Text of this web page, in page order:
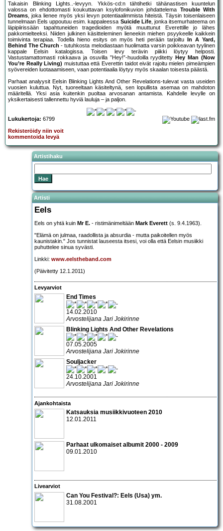
Takaisin Blinking Lights..-levyyn. Ykkös-cd:n tähtihetki tähänastisen kuuntelun
valossa on ehdottomasti koukuttavan ksylofonikuvion johdattelema Trouble With
Dreams, joka lienee myös yksi levyn potentiaalimmista hiteistä. Täysin toisenlaiseen
tunnelmaan Eels uppoutuu esim. kappaleessa Suicide Life, jonka itsemurhateema on
läpipiirissään tapahtuneiden tragedioiden myötä muuttunut Everettille jo lähes
pakkomielteeksi. Niiden julkinen käsitteleminen lieneekin miehen psyykeelle kaikkein
toimivinta terapiaa. Todella hieno esitys on myös heti perään tarjoiltu
In A Yard,
Behind The Church - tutuhkosta melodiastaan huolimatta varsin poikkeavan tyylinen
kappale Eelsin katalogissa. Toisen levy terävin piikki löytyy helposti.
Vastustamattomasti rokkaava ja osuvilla ”Hey!”-huudoilla ryyditetty Hey Man (Now
You’re Really Living) muistuttaa että Everettin taidot eivät rajoitu mielen pimeämpien
syövereiden luotaaamiseen, vaan potentiaalia löytyy myös skaalan toisesta päästä.
Parhaat analyysit Eelsin Blinking Lights And Other Revelations-tulevat vasta useiden
vuosien kuluttua. Nyt, tuoreeltaan käsiteltynä, sen lopullista asemaa on mahdoton
määritellä. Yksi asia kuitenkin puoltaa arvosanan antamista. Kahdelle levylle on
yksikertaisesti tallennettu hyviä lauluja – ja paljon.
Lukukertoja: 6799
Rekisteröidy niin voit
kommentoida levyä
Artistihaku
Artisti
Eels
Eels on yhtä kuin Mr E. - ristimänimeltään Mark Everett (s. 9.4.1963).
"Elämä on julmaa, raadollista ja absurdia - mutta paikoitellen myös
kaunistakin." Jos tunnistat lauseesta itsesi, voi olla että Eelsin musiikki
puhuttelee sinua syvästi.
Linkki: www.eelstheband.com
(Päivitetty 12.1.2011)
Levyarviot
End Times
14.02.2010
Arvostelijana Jari Jokirinne
Blinking Lights And Other Revelations
07.05.2005
Arvostelijana Jari Jokirinne
Souljacker
24.10.2001
Arvostelijana Jari Jokirinne
Ajankohtaista
Katsauksia musiikkivuoteen 2010
12.01.2011
Parhaat ulkomaiset albumit 2000 - 2009
09.01.2010
Livearviot
Can You Festival?: Eels (Usa) ym.
31.08.2001